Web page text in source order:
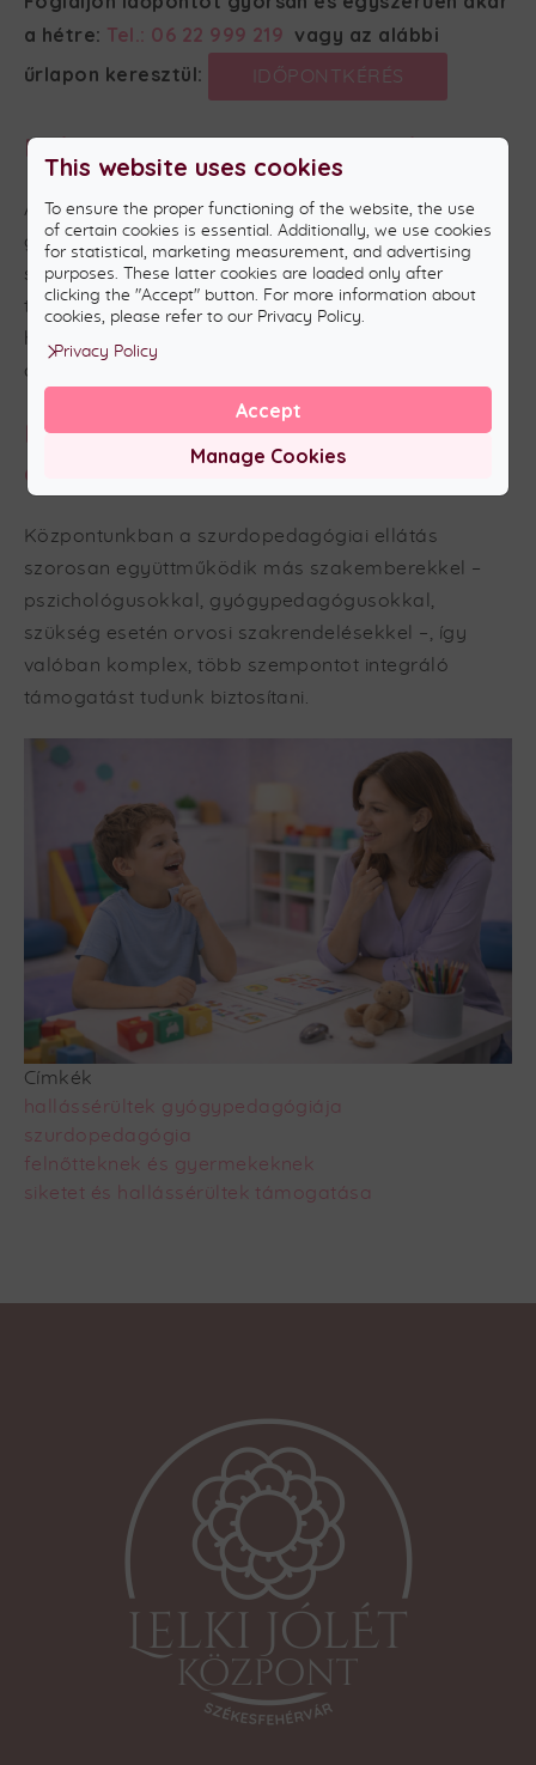
a hétre: Tel.: 06 22 999 219 vagy az alábbi
űrlapon keresztül:
IDŐPONTKÉRÉS
Miért fontos a korai fejlesztés?
A korai felismerés és fejlesztés kulcsfontosságú a
gyermek nyelvi és kognitív fejlődése
szempontjából. Minél hamarabb kezdődik a célzott
támogatás, annál nagyobb eséllyel érhető el
hatékony kommunikáció és sikeres beilleszkedés
az óvodai, iskolai környezetbe.
Komplex szemlélet,
együttműködésben
Központunkban a szurdopedagógiai ellátás
szorosan együttműködik más szakemberekkel –
pszichológusokkal, gyógypedagógusokkal,
szükség esetén orvosi szakrendelésekkel –, így
valóban komplex, több szempontot integráló
támogatást tudunk biztosítani.
Címkék
hallássérültek gyógypedagógiája
szurdopedagógia
felnőtteknek és gyermekeknek
siketet és hallássérültek támogatása
This website uses cookies
To ensure the proper functioning of the website, the use
of certain cookies is essential. Additionally, we use cookies
for statistical, marketing measurement, and advertising
purposes. These latter cookies are loaded only after
clicking the "Accept" button. For more information about
cookies, please refer to our Privacy Policy.
Privacy Policy
Manage Cookies
Accept